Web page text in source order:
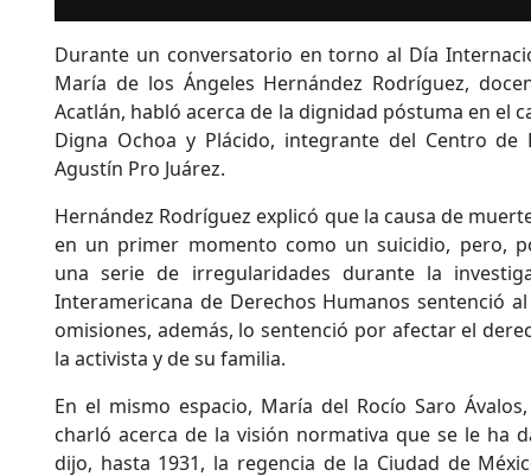
Durante un conversatorio en torno al Día
María de los Ángeles Hernández Rodríguez,
Acatlán, habló acerca de la dignidad póstuma en el
Digna Ochoa y Plácido, integrante del Centro de
Agustín Pro Juárez.
Hernández Rodríguez explicó que la causa de
en un primer momento como un suicidio, pero,
una serie de irregularidades durante la
Interamericana de Derechos Humanos sentenció
omisiones, además, lo sentenció por afectar el
la activista y de su familia.
En el mismo espacio, María del Rocío Saro
charló acerca de la visión normativa que se le ha
dijo, hasta 1931, la regencia de la Ciudad de